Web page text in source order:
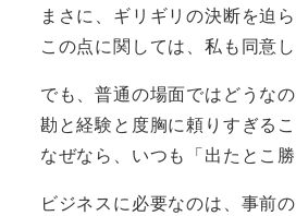
まさに、ギリギリの決断を迫ら
この点に関しては、私も同意し
でも、普通の場面ではどうなの
勘と経験と度胸に頼りすぎる
なぜなら、いつも「出たとこ
ビジネスに必要なのは、事前の